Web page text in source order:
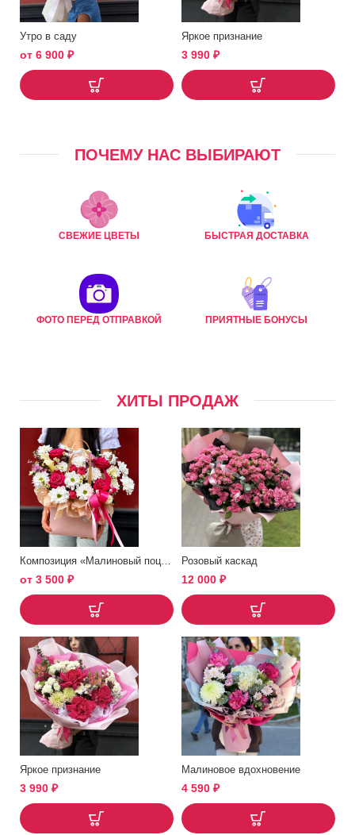
Утро в саду
от 6 900 ₽
Яркое признание
3 990 ₽
ПОЧЕМУ НАС ВЫБИРАЮТ
СВЕЖИЕ ЦВЕТЫ БЫСТРАЯ ДОСТАВКА
ФОТО ПЕРЕД ОТПРАВКОЙ ПРИЯТНЫЕ БОНУСЫ
ХИТЫ ПРОДАЖ
от 3 500 ₽
Розовый каскад
12 000 ₽
Яркое признание
3 990 ₽
Малиновое вдохновение
4 590 ₽